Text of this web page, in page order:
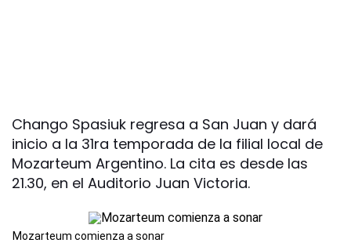
Chango Spasiuk regresa a San Juan y dará
inicio a la 31ra temporada de la filial local de
Mozarteum Argentino. La cita es desde las
21.30, en el Auditorio Juan Victoria.
Mozarteum comienza a sonar